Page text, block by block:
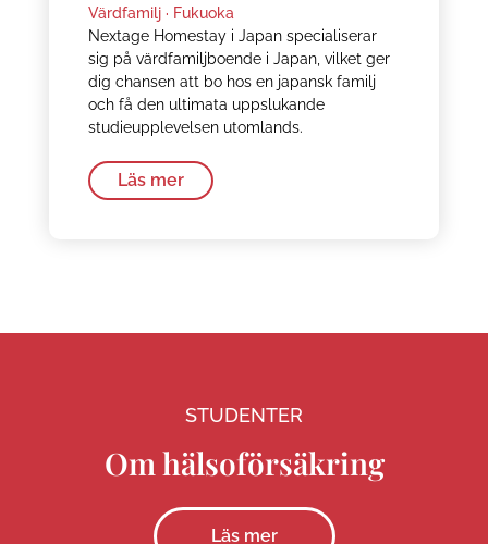
Värdfamilj · Fukuoka
Nextage Homestay i Japan specialiserar
sig på värdfamiljboende i Japan, vilket ger
dig chansen att bo hos en japansk familj
och få den ultimata uppslukande
studieupplevelsen utomlands.
Läs mer
STUDENTER
Om hälsoförsäkring
Läs mer